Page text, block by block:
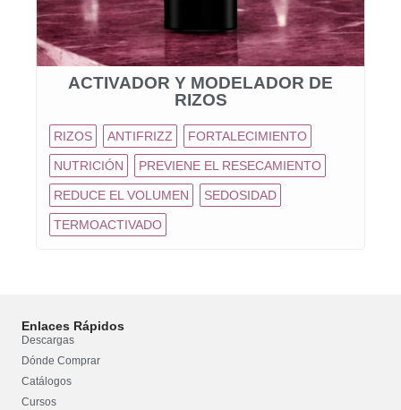
ACTIVADOR Y MODELADOR DE
RIZOS
RIZOS ANTIFRIZZ FORTALECIMIENTO
NUTRICIÓN PREVIENE EL RESECAMIENTO
REDUCE EL VOLUMEN SEDOSIDAD
TERMOACTIVADO
Enlaces Rápidos
Descargas
Dónde Comprar
Catálogos
Cursos